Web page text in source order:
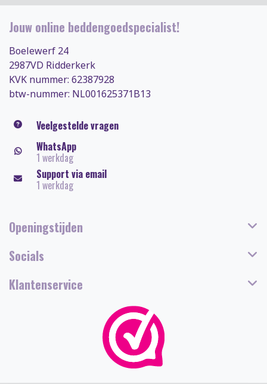
Jouw online beddengoedspecialist!
Boelewerf 24
2987VD Ridderkerk
KVK nummer: 62387928
btw-nummer: NL001625371B13
Veelgestelde vragen
WhatsApp
1 werkdag
Support via email
1 werkdag
Openingstijden
Socials
Klantenservice